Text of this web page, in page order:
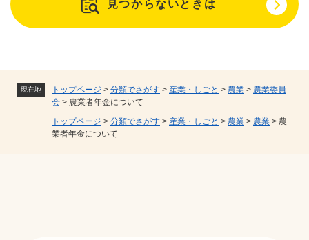
現在地 トップページ > 分類でさがす > 産業・しごと > 農業 > 農業委員
会 > 農業者年金について
トップページ > 分類でさがす > 産業・しごと > 農業 > 農業 > 農
業者年金について
見つからないときは